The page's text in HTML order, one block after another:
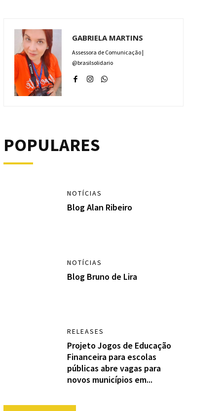
GABRIELA MARTINS
Assessora de Comunicação |
@brasilsolidario
POPULARES
NOTÍCIAS
Blog Alan Ribeiro
NOTÍCIAS
Blog Bruno de Lira
RELEASES
Projeto Jogos de Educação
Financeira para escolas
públicas abre vagas para
novos municípios em...